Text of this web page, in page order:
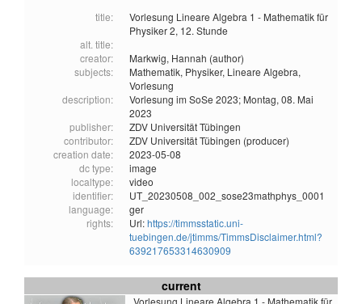
title:
Vorlesung Lineare Algebra 1 - Mathematik für
Physiker 2, 12. Stunde
alt. title:
creator:
Markwig, Hannah (author)
subjects:
Mathematik, Physiker, Lineare Algebra,
Vorlesung
description:
Vorlesung im SoSe 2023; Montag, 08. Mai
2023
publisher:
ZDV Universität Tübingen
contributor:
ZDV Universität Tübingen (producer)
creation date:
2023-05-08
dc type:
image
localtype:
video
identifier:
UT_20230508_002_sose23mathphys_0001
language:
ger
rights:
Url:https://timmsstatic.uni-
tuebingen.de/jtimms/TimmsDisclaimer.html?
639217653314630909
current